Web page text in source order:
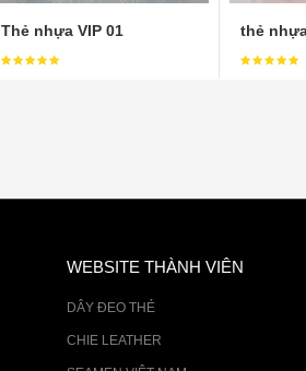
Thẻ nhựa VIP 01 thẻ
WEBSITE THÀNH VIÊN
DÂY ĐEO THẺ
CHIE LEATHER